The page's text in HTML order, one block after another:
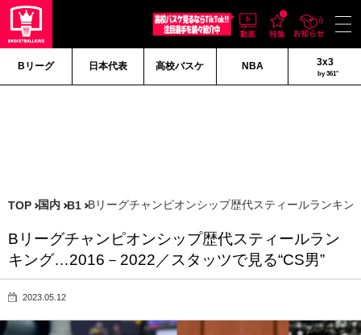
Bリーグ 日本代表 高校バスケ NBA 3x3
by 361°
TOP 国内 B1 Bリーグチャンピオンシップ歴代スティールランキ
Bリーグチャンピオンシップ歴代スティールラン
キング…2016－2022／スタッツで見る“CS男”
2023.05.12